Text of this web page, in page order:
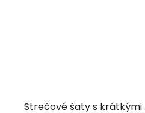
Strečové šaty s